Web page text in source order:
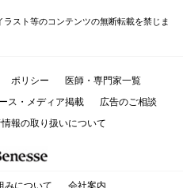
スト等のコンテンツの無断転載を禁じま
ポリシー
医師・専門家一覧
ス・メディア掲載
広告のご相談
報の取り扱いについて